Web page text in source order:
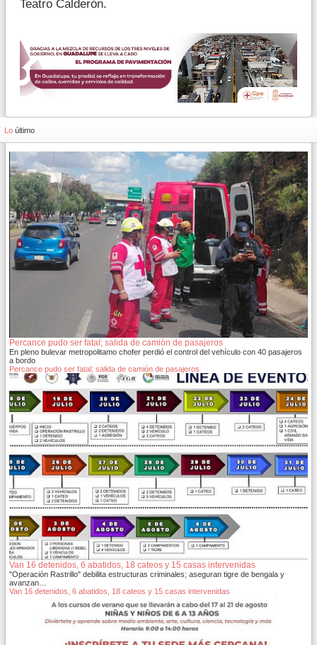
Teatro Calderón.
Lo último
Percance pudo ser fatal; salida de camión de pasajeros
En pleno bulevar metropolitamo chofer perdió el control del vehículo con 40 pasajeros
a bordo
Percance pudo ser fatal; salida de camión de pasajeros
Van 16 detenidos, 6 abatidos, 18 cateos y 15 casas intervenidas
"Operación Rastrillo" debilita estructuras criminales; aseguran tigre de bengala y
avanzan…
Van 16 detenidos, 6 abatidos, 18 cateos y 15 casas intervenidas